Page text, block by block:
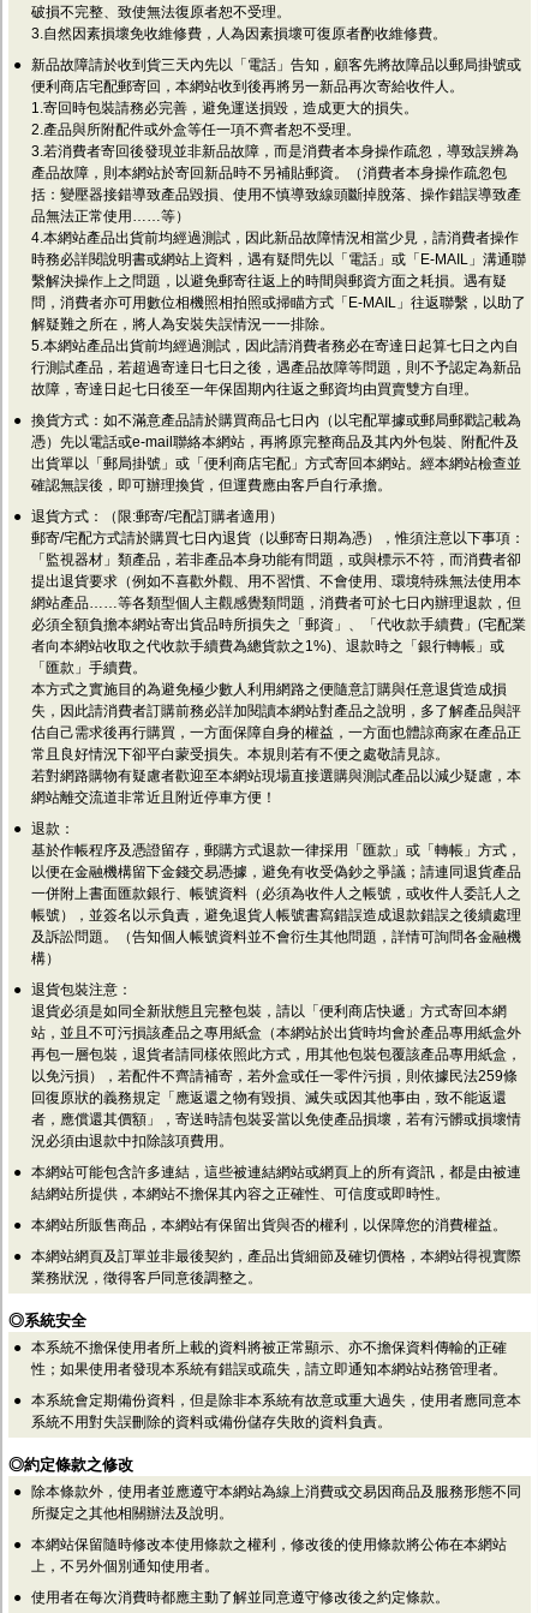
破損不完整、致使無法復原者恕不受理。
3.自然因素損壞免收維修費，人為因素損壞可復原者酌收維修費。
● 新品故障請於收到貨三天內先以「電話」告知，顧客先將故障品以郵局掛號或
便利商店宅配郵寄回，本網站收到後再將另一新品再次寄給收件人。
1.寄回時包裝請務必完善，避免運送損毀，造成更大的損失。
2.產品與所附配件或外盒等任一項不齊者恕不受理。
3.若消費者寄回後發現並非新品故障，而是消費者本身操作疏忽，導致誤辨為
產品故障，則本網站於寄回新品時不另補貼郵資。（消費者本身操作疏忽包
括：變壓器接錯導致產品毀損、使用不慎導致線頭斷掉脫落、操作錯誤導致產
品無法正常使用……等）
4.本網站產品出貨前均經過測試，因此新品故障情況相當少見，請消費者操作
時務必詳閱說明書或網站上資料，遇有疑問先以「電話」或「E-MAIL」溝通聯
繫解決操作上之問題，以避免郵寄往返上的時間與郵資方面之耗損。遇有疑
問，消費者亦可用數位相機照相拍照或掃瞄方式「E-MAIL」往返聯繫，以助了
解疑難之所在，將人為安裝失誤情況一一排除。
5.本網站產品出貨前均經過測試，因此請消費者務必在寄達日起算七日之內自
行測試產品，若超過寄達日七日之後，遇產品故障等問題，則不予認定為新品
故障，寄達日起七日後至一年保固期內往返之郵資均由買賣雙方自理。
● 換貨方式：如不滿意產品請於購買商品七日內（以宅配單據或郵局郵戳記載為
憑）先以電話或e-mail聯絡本網站，再將原完整商品及其內外包裝、附配件及
出貨單以「郵局掛號」或「便利商店宅配」方式寄回本網站。經本網站檢查並
確認無誤後，即可辦理換貨，但運費應由客戶自行承擔。
● 退貨方式：（限:郵寄/宅配訂購者適用）
郵寄/宅配方式請於購買七日內退貨（以郵寄日期為憑），惟須注意以下事項：
「監視器材」類產品，若非產品本身功能有問題，或與標示不符，而消費者卻
提出退貨要求（例如不喜歡外觀、用不習慣、不會使用、環境特殊無法使用本
網站產品……等各類型個人主觀感覺類問題，消費者可於七日內辦理退款，但
必須全額負擔本網站寄出貨品時所損失之「郵資」、「代收款手續費」(宅配業
者向本網站收取之代收款手續費為總貨款之1%)、退款時之「銀行轉帳」或
「匯款」手續費。
本方式之實施目的為避免極少數人利用網路之便隨意訂購與任意退貨造成損
失，因此請消費者訂購前務必詳加閱讀本網站對產品之說明，多了解產品與評
估自己需求後再行購買，一方面保障自身的權益，一方面也體諒商家在產品正
常且良好情況下卻平白蒙受損失。本規則若有不便之處敬請見諒。
若對網路購物有疑慮者歡迎至本網站現場直接選購與測試產品以減少疑慮，本
網站離交流道非常近且附近停車方便！
● 退款：
基於作帳程序及憑證留存，郵購方式退款一律採用「匯款」或「轉帳」方式，
以便在金融機構留下金錢交易憑據，避免有收受偽鈔之爭議；請連同退貨產品
一併附上書面匯款銀行、帳號資料（必須為收件人之帳號，或收件人委託人之
帳號），並簽名以示負責，避免退貨人帳號書寫錯誤造成退款錯誤之後續處理
及訴訟問題。（告知個人帳號資料並不會衍生其他問題，詳情可詢問各金融機
構）
● 退貨包裝注意：
退貨必須是如同全新狀態且完整包裝，請以「便利商店快遞」方式寄回本網
站，並且不可污損該產品之專用紙盒（本網站於出貨時均會於產品專用紙盒外
再包一層包裝，退貨者請同樣依照此方式，用其他包裝包覆該產品專用紙盒，
以免污損），若配件不齊請補寄，若外盒或任一零件污損，則依據民法259條
回復原狀的義務規定「應返還之物有毀損、滅失或因其他事由，致不能返還
者，應償還其價額」，寄送時請包裝妥當以免使產品損壞，若有污髒或損壞情
況必須由退款中扣除該項費用。
● 本網站可能包含許多連結，這些被連結網站或網頁上的所有資訊，都是由被連
結網站所提供，本網站不擔保其內容之正確性、可信度或即時性。
● 本網站所販售商品，本網站有保留出貨與否的權利，以保障您的消費權益。
● 本網站網頁及訂單並非最後契約，產品出貨細節及確切價格，本網站得視實際
業務狀況，徵得客戶同意後調整之。
◎系統安全
● 本系統不擔保使用者所上載的資料將被正常顯示、亦不擔保資料傳輸的正確
性；如果使用者發現本系統有錯誤或疏失，請立即通知本網站站務管理者。
● 本系統會定期備份資料，但是除非本系統有故意或重大過失，使用者應同意本
系統不用對失誤刪除的資料或備份儲存失敗的資料負責。
◎約定條款之修改
●
除本條款外，使用者並應遵守本網站為線上消費或交易因商品及服務形態不同
所擬定之其他相關辦法及說明。
● 本網站保留隨時修改本使用條款之權利，修改後的使用條款將公佈在本網站
上，不另外個別通知使用者。
● 使用者在每次消費時都應主動了解並同意遵守修改後之約定條款。